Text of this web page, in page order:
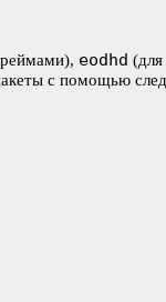
eodhd
с помощью